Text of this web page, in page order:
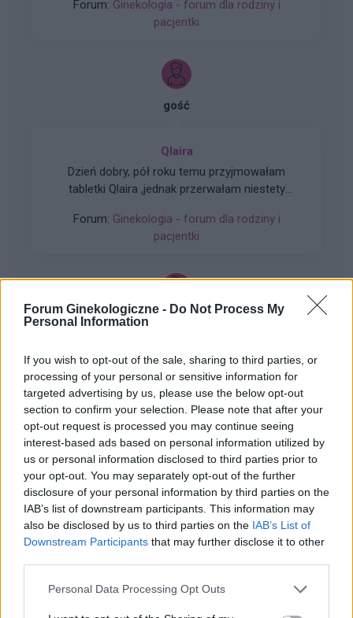
Forum Ginekologiczne - Do Not Process My
Personal Information
If you wish to opt-out of the sale, sharing to third parties, or
processing of your personal or sensitive information for
targeted advertising by us, please use the below opt-out
section to confirm your selection. Please note that after your
opt-out request is processed you may continue seeing
interest-based ads based on personal information utilized by
us or personal information disclosed to third parties prior to
your opt-out. You may separately opt-out of the further
disclosure of your personal information by third parties on the
IAB’s list of downstream participants. This information may
also be disclosed by us to third parties on the IAB’s List of
Downstream Participants that may further disclose it to other
Personal Data Processing Opt Outs
Forum: Ginekologia - forum dla rodziny i
pacjentki
gość
Qlaira
Dzień dobry, pół roku temu przyjmowałam
tabletki Qlaira ,jednak przerwałam niestety
Zaczęłam znowu przyjmować tabletki mimo iż
jestem 2 tygodnie po okresie ,dziś wezmę 5
pierwszą tabletkę ?
Forum: Ginekologia - forum dla rodziny i
pacjentki
Co to może być/2 . (Treść krępująca)
Witam. Przychodzę z takim już ostatnim
pytaniem.. podczas korzystania w toalecie,
bardziej w trakcie załatwiania się , bardzo silny
ból (ostry , kłujący , bardziej w środku odbytu).
Dodam , że trochę spędziłam czasu. Co to
może być ?? . Liczę na pozytywne komentarze ,
z góry dzięki. Czasami mogę nie odpisywać ,
wiec podam maila gabbka09@gmail.com
Forum:Dla nastolatek
gość
Witam co to może być ?
Zaczęło swędzieć i zobaczyłam to
Forum: Ginekologia - specjalista radzi, dla